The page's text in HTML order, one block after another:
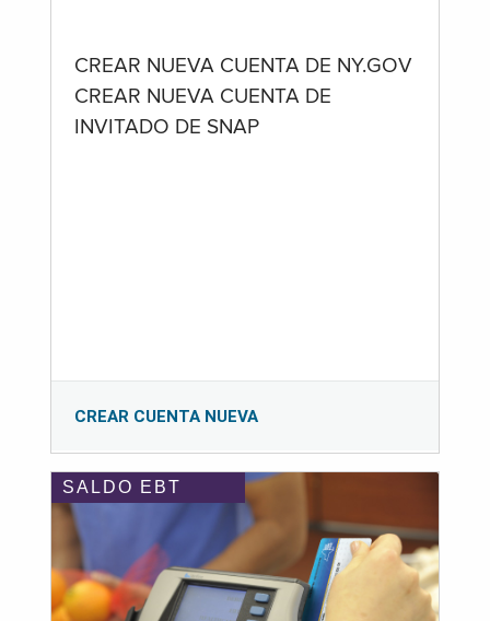
CREAR NUEVA CUENTA DE NY.GOV
CREAR NUEVA CUENTA DE
INVITADO DE SNAP
CREAR CUENTA NUEVA
SALDO EBT